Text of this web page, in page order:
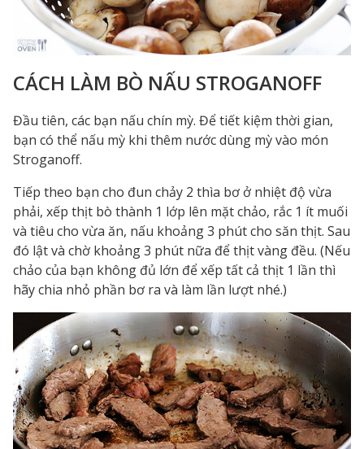
CÁCH LÀM BÒ NẤU STROGANOFF
Đầu tiên, các bạn nấu chín mỳ. Để tiết kiệm thời gian,
bạn có thể nấu mỳ khi thêm nước dùng mỳ vào món
Stroganoff.
Tiếp theo bạn cho đun chảy 2 thìa bơ ở nhiệt độ vừa
phải, xếp thịt bò thành 1 lớp lên mặt chảo, rắc 1 ít muối
và tiêu cho vừa ăn, nấu khoảng 3 phút cho săn thịt. Sau
đó lật và chờ khoảng 3 phút nữa để thịt vàng đều. (Nếu
chảo của bạn không đủ lớn để xếp tất cả thịt 1 lần thì
hãy chia nhỏ phần bơ ra và làm lần lượt nhé.)